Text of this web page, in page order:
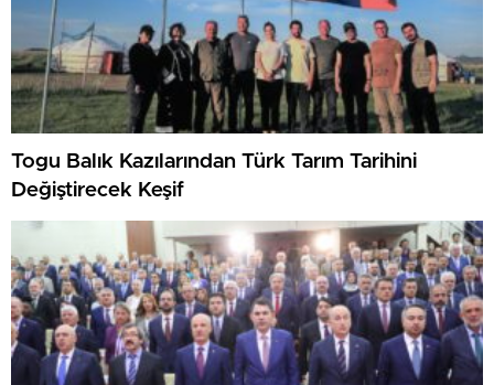
Togu Balık Kazılarından Türk Tarım Tarihini
Değiştirecek Keşif